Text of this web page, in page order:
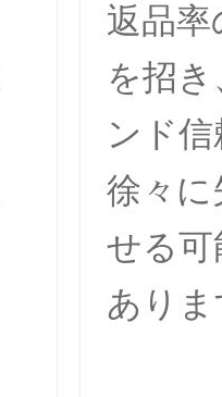
返品率
を招
ンド
徐々に
せる
あり